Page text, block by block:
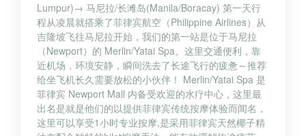
Lumpur)→ 马尼拉/长滩岛(Manila/Boracay) 第一天行
程从凌晨就搭乘了菲律宾航空（Philippine Airlines）从
吉隆坡飞往马尼拉开始，我们的第一站是位于马尼拉
（Newport）的 Merlin/Yatai Spa。这里交通便利，靠
近机场，环境安静，瞬间洗去了长途飞行的疲惫～推荐
给坐飞机长久需要放松的小伙伴！ Merlin/Yatai Spa 是
菲律宾 Newport Mall 内备受欢迎的水疗中心，这里最
出名是就是他们的以提供菲律宾传统按摩体验而闻名，
这里可以享受1小时专业按摩,是采用菲律宾天然椰子精